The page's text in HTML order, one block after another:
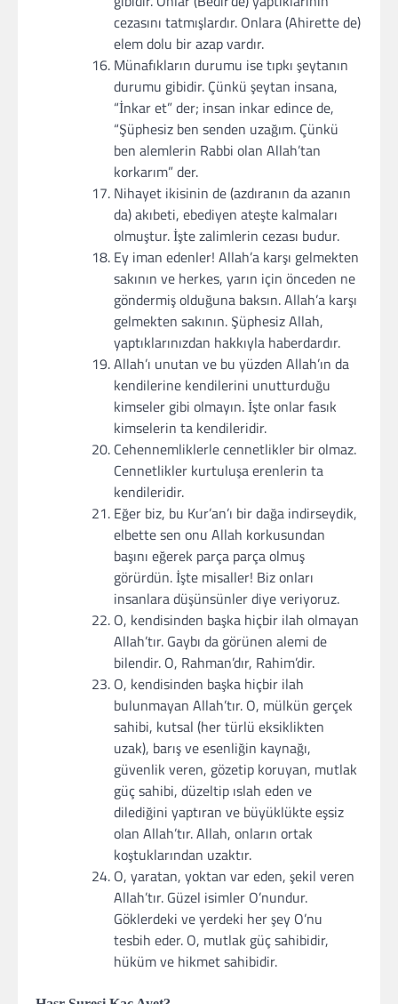
cezasını tatmışlardır. Onlara (Ahirette de)
elem dolu bir azap vardır.
Münafıkların durumu ise tıpkı şeytanın
durumu gibidir. Çünkü şeytan insana,
“İnkar et” der; insan inkar edince de,
“Şüphesiz ben senden uzağım. Çünkü
ben alemlerin Rabbi olan Allah’tan
korkarım” der.
Nihayet ikisinin de (azdıranın da azanın
da) akıbeti, ebediyen ateşte kalmaları
olmuştur. İşte zalimlerin cezası budur.
Ey iman edenler! Allah’a karşı gelmekten
sakının ve herkes, yarın için önceden ne
göndermiş olduğuna baksın. Allah’a karşı
gelmekten sakının. Şüphesiz Allah,
yaptıklarınızdan hakkıyla haberdardır.
Allah’ı unutan ve bu yüzden Allah’ın da
kendilerine kendilerini unutturduğu
kimseler gibi olmayın. İşte onlar fasık
kimselerin ta kendileridir.
Cehennemliklerle cennetlikler bir olmaz.
Cennetlikler kurtuluşa erenlerin ta
kendileridir.
Eğer biz, bu Kur’an’ı bir dağa indirseydik,
elbette sen onu Allah korkusundan
başını eğerek parça parça olmuş
görürdün. İşte misaller! Biz onları
insanlara düşünsünler diye veriyoruz.
O, kendisinden başka hiçbir ilah olmayan
Allah’tır. Gaybı da görünen alemi de
bilendir. O, Rahman’dır, Rahim’dir.
O, kendisinden başka hiçbir ilah
bulunmayan Allah’tır. O, mülkün gerçek
sahibi, kutsal (her türlü eksiklikten
uzak), barış ve esenliğin kaynağı,
güvenlik veren, gözetip koruyan, mutlak
güç sahibi, düzeltip ıslah eden ve
dilediğini yaptıran ve büyüklükte eşsiz
olan Allah’tır. Allah, onların ortak
koştuklarından uzaktır.
O, yaratan, yoktan var eden, şekil veren
Allah’tır. Güzel isimler O’nundur.
Göklerdeki ve yerdeki her şey O’nu
tesbih eder. O, mutlak güç sahibidir,
hüküm ve hikmet sahibidir.